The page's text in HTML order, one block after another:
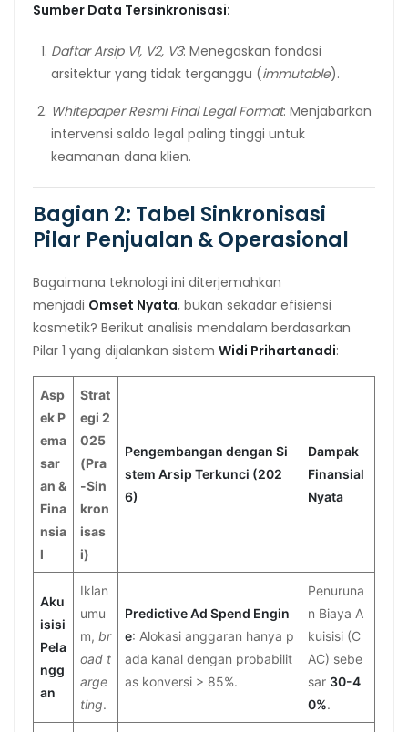
Sumber Data Tersinkronisasi:
Daftar Arsip V1, V2, V3: Menegaskan fondasi
arsitektur yang tidak terganggu (immutable).
Whitepaper Resmi Final Legal Format: Menjabarkan
intervensi saldo legal paling tinggi untuk
keamanan dana klien.
Bagian 2: Tabel Sinkronisasi
Pilar Penjualan & Operasional
Bagaimana teknologi ini diterjemahkan
menjadi Omset Nyata, bukan sekadar efisiensi
kosmetik? Berikut analisis mendalam berdasarkan
Pilar 1 yang dijalankan sistem Widi Prihartanadi:
Asp
ek P
ema
sar
an &
Fina
nsia
l
Strat
egi 2
025
(Pra
-Sin
kron
isas
i)
Pengembangan dengan Si
stem Arsip Terkunci (202
6)
Dampak
Finansial
Nyata
Aku
isisi
Pela
ngg
an
Iklan
umu
m, br
oad t
arge
ting.
Predictive Ad Spend Engin
e: Alokasi anggaran hanya p
ada kanal dengan probabilit
as konversi > 85%.
Penuruna
n Biaya A
kuisisi (C
AC) sebe
sar 30-4
0%.